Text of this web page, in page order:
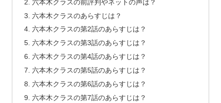
六本木クラスの前評判やネットの声は？
六本木クラスのあらすじは？
六本木クラスの第2話のあらすじは？
六本木クラスの第3話のあらすじは？
六本木クラスの第4話のあらすじは？
六本木クラスの第5話のあらすじは？
六本木クラスの第6話のあらすじは？
六本木クラスの第7話のあらすじは？